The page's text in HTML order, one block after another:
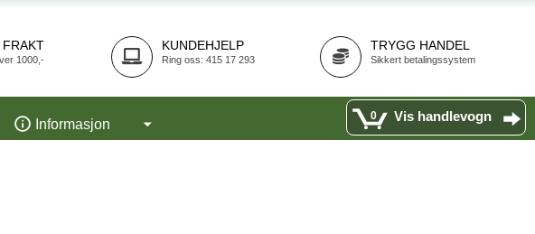
FRAKT
1000,-
KUNDEHJELP
Ring oss: 415 17 293
TRYGG HANDEL
Sikkert betalingssystem
0 Vis handlevogn
Informasjon